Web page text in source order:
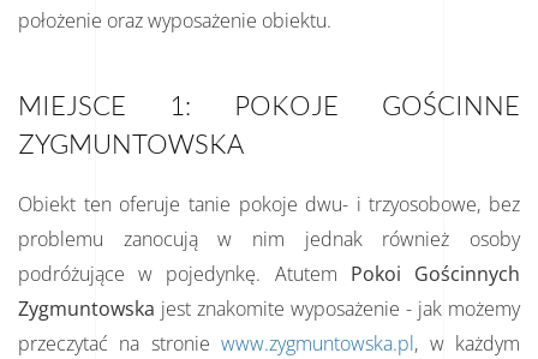
położenie oraz wyposażenie obiektu.
MIEJSCE 1: POKOJE GOŚCINNE
ZYGMUNTOWSKA
Obiekt ten oferuje tanie pokoje dwu- i trzyosobowe, bez
problemu zanocują w nim jednak również osoby
podróżujące w pojedynkę. Atutem Pokoi Gościnnych
Zygmuntowska jest znakomite wyposażenie - jak możemy
przeczytać na stroniewww.zygmuntowska.pl, w każdym